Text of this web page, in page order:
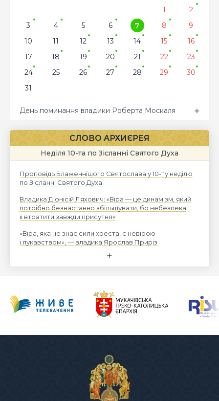
1
2
3
4 5 6 7 8
9
10
11 12 13 14 15
16
17
18 19 20 21 22
23
24
25 26 27 28 29
30
31
День поминання владики Роберта Москаля
СЛОВО АРХИЄРЕЯ
Неділя 10-та по Зісланні Святого Духа
Проповідь Блаженнішого Святослава у 10-ту неділю
по Зісланні Святого Духа
Владика Діонісій Ляхович: «Віра — це динамізм, який
потрібно безнастанно збільшувати, бо небезпека
її втратити завжди присутня»
«Віра, яка не знає сили хреста, є невірою
і лукавством», — владика Ярослав Приріз